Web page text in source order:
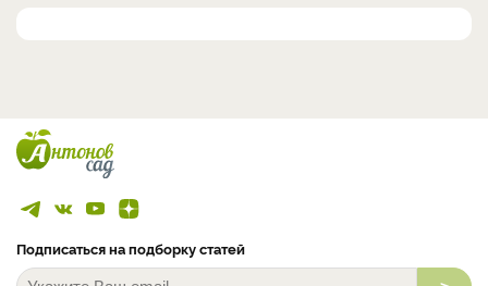
Подписаться на подборку статей